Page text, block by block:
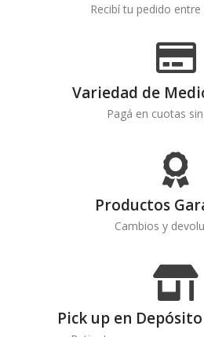
Recibí tu pedido entre
Variedad de
Pagá en cuotas
Productos
Cambios y
Pick up en